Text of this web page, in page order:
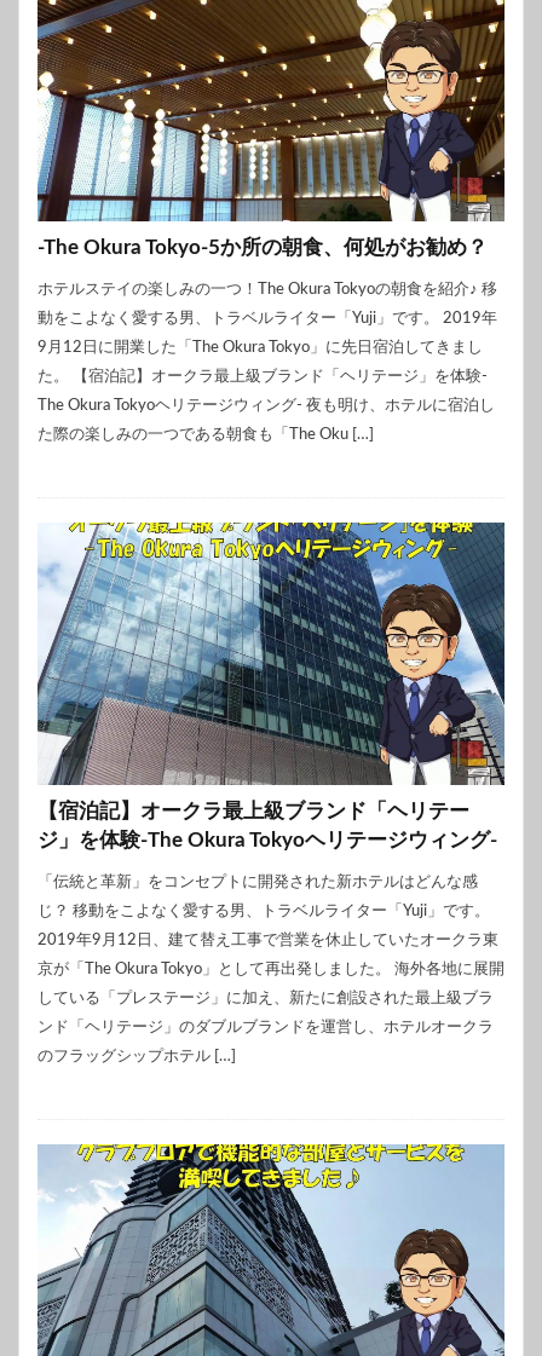
-The Okura Tokyo-5か所の朝食、何処がお勧め？
ホテルステイの楽しみの一つ！The Okura Tokyoの朝食を紹介♪ 移
動をこよなく愛する男、トラベルライター「Yuji」です。 2019年
9月12日に開業した「The Okura Tokyo」に先日宿泊してきまし
た。 【宿泊記】オークラ最上級ブランド「ヘリテージ」を体験-
The Okura Tokyoヘリテージウィング- 夜も明け、ホテルに宿泊し
た際の楽しみの一つである朝食も「The Oku […]
【宿泊記】オークラ最上級ブランド「ヘリテー
ジ」を体験-The Okura Tokyoヘリテージウィング-
「伝統と革新」をコンセプトに開発された新ホテルはどんな感
じ？ 移動をこよなく愛する男、トラベルライター「Yuji」です。
2019年9月12日、建て替え工事で営業を休止していたオークラ東
京が「The Okura Tokyo」として再出発しました。 海外各地に展開
している「プレステージ」に加え、新たに創設された最上級ブラ
ンド「ヘリテージ」のダブルブランドを運営し、ホテルオークラ
のフラッグシップホテル […]